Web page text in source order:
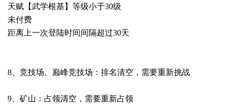
天赋【武学根基】等级小于30级
未付费
距离上一次登陆时间间隔超过30天
8、竞技场、 巅峰竞技场 ：排名清空，需要重新挑战
9、矿山：占领清空，需要重新占领